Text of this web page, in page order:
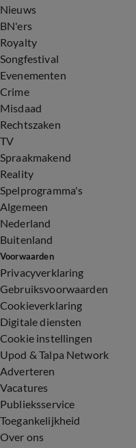
Nieuws
BN'ers
Royalty
Songfestival
Evenementen
Crime
Misdaad
Rechtszaken
TV
Spraakmakend
Reality
Spelprogramma's
Algemeen
Nederland
Buitenland
Voorwaarden
Privacyverklaring
Gebruiksvoorwaarden
Cookieverklaring
Digitale diensten
Cookie instellingen
Upod & Talpa Network
Adverteren
Vacatures
Publieksservice
Toegankelijkheid
Over ons